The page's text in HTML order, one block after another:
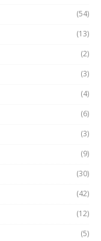
(54)
(13)
(2)
(3)
(4)
(6)
(3)
(9)
(30)
(42)
(12)
(5)